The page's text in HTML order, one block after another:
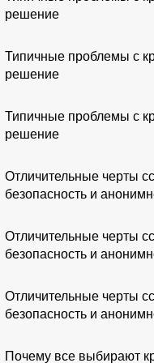
решение
Типичные проблемы с
решение
Типичные проблемы с
решение
Отличительные черты
безопасность и
Отличительные черты
безопасность и
Отличительные черты
безопасность и
Почему все выбирают